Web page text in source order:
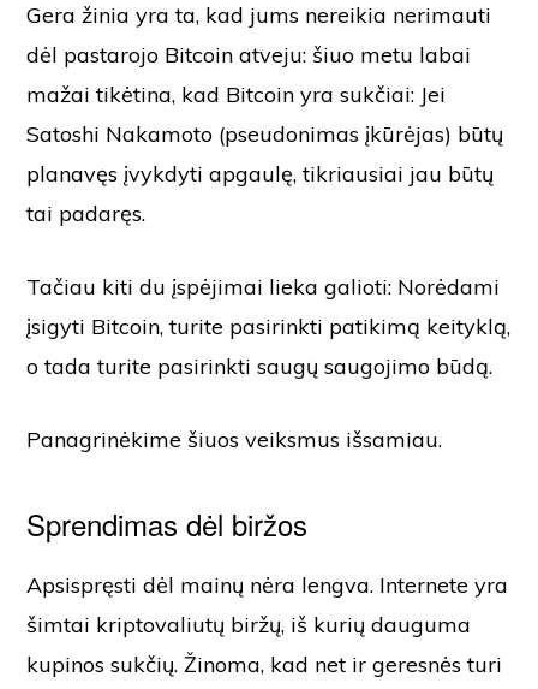
Gera žinia yra ta, kad jums nereikia nerimauti
dėl pastarojo Bitcoin atveju: šiuo metu labai
mažai tikėtina, kad Bitcoin yra sukčiai: Jei
Satoshi Nakamoto (pseudonimas įkūrėjas) būtų
planavęs įvykdyti apgaulę, tikriausiai jau būtų
tai padaręs.
Tačiau kiti du įspėjimai lieka galioti: Norėdami
įsigyti Bitcoin, turite pasirinkti patikimą keityklą,
o tada turite pasirinkti saugų saugojimo būdą.
Panagrinėkime šiuos veiksmus išsamiau.
Sprendimas dėl biržos
Apsispręsti dėl mainų nėra lengva. Internete yra
šimtai kriptovaliutų biržų, iš kurių dauguma
kupinos sukčių. Žinoma, kad net ir geresnės turi